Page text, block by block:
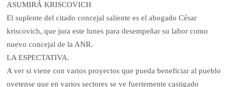
ASUMIRÁ KRISCOVICH
El suplente del citado concejal saliente es el abogado César
kriscovich, que jura este lunes para desempeñar su labor como
nuevo concejal de la ANR.
LA ESPECTATIVA.
A ver si viene con varios proyectos que pueda beneficiar al pueblo
ovetense que en varios sectores se ve fuertemente castigado